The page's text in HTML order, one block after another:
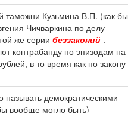
таможни Кузьмина В.П. (как бы
Чичваркина по делу
же серии беззаконий .
контрабанду по эпизодам на
в то время как по закону
называть демократическими
вообще могло быть)